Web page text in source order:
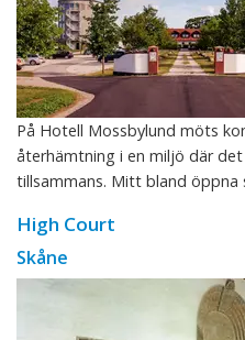
På Hotell Mossbylund möts
återhämtning i en miljö där
tillsammans. Mitt bland öppna
High Court
Skåne